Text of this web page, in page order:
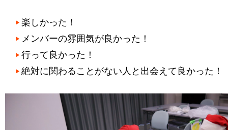
楽しかった！
メンバーの雰囲気が良かった！
行って良かった！
絶対に関わることがない人と出会えて良かった！